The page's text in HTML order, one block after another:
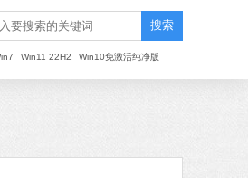
搜索
Win11 22H2 Win10免激活纯净版